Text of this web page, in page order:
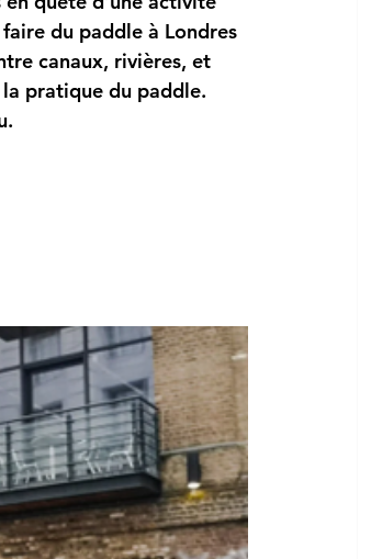
faire du paddle à Londres
canaux, rivières, et
pratique du paddle.